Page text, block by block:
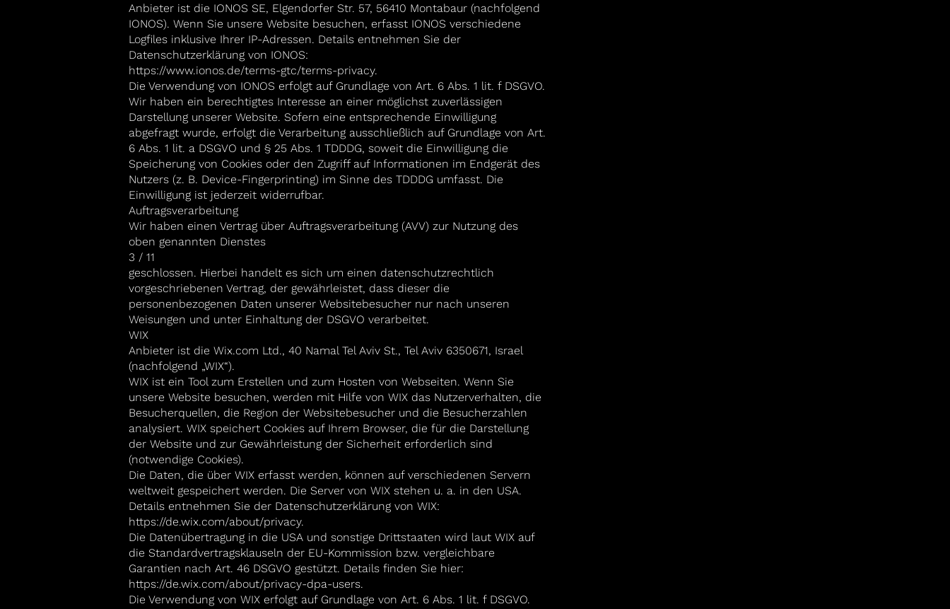
Anbieter ist die IONOS SE, Elgendorfer Str. 57, 56410 Montabaur (nachfolgend
IONOS). Wenn Sie unsere Website besuchen, erfasst IONOS verschiedene
Logfiles inklusive Ihrer IP-Adressen. Details entnehmen Sie der
Datenschutzerklärung von IONOS:
https://www.ionos.de/terms-gtc/terms-privacy.
Die Verwendung von IONOS erfolgt auf Grundlage von Art. 6 Abs. 1 lit. f DSGVO.
Wir haben ein berechtigtes Interesse an einer möglichst zuverlässigen
Darstellung unserer Website. Sofern eine entsprechende Einwilligung
abgefragt wurde, erfolgt die Verarbeitung ausschließlich auf Grundlage von Art.
6 Abs. 1 lit. a DSGVO und § 25 Abs. 1 TDDDG, soweit die Einwilligung die
Speicherung von Cookies oder den Zugriff auf Informationen im Endgerät des
Nutzers (z. B. Device-Fingerprinting) im Sinne des TDDDG umfasst. Die
Einwilligung ist jederzeit widerrufbar.
Auftragsverarbeitung
Wir haben einen Vertrag über Auftragsverarbeitung (AVV) zur Nutzung des
oben genannten Dienstes
3 / 11
geschlossen. Hierbei handelt es sich um einen datenschutzrechtlich
vorgeschriebenen Vertrag, der gewährleistet, dass dieser die
personenbezogenen Daten unserer Websitebesucher nur nach unseren
Weisungen und unter Einhaltung der DSGVO verarbeitet.
WIX
Anbieter ist die Wix.com Ltd., 40 Namal Tel Aviv St., Tel Aviv 6350671, Israel
(nachfolgend „WIX“).
WIX ist ein Tool zum Erstellen und zum Hosten von Webseiten. Wenn Sie
unsere Website besuchen, werden mit Hilfe von WIX das Nutzerverhalten, die
Besucherquellen, die Region der Websitebesucher und die Besucherzahlen
analysiert. WIX speichert Cookies auf Ihrem Browser, die für die Darstellung
der Website und zur Gewährleistung der Sicherheit erforderlich sind
(notwendige Cookies).
Die Daten, die über WIX erfasst werden, können auf verschiedenen Servern
weltweit gespeichert werden. Die Server von WIX stehen u. a. in den USA.
Details entnehmen Sie der Datenschutzerklärung von WIX:
https://de.wix.com/about/privacy.
Die Datenübertragung in die USA und sonstige Drittstaaten wird laut WIX auf
die Standardvertragsklauseln der EU-Kommission bzw. vergleichbare
Garantien nach Art. 46 DSGVO gestützt. Details finden Sie hier:
https://de.wix.com/about/privacy-dpa-users.
Die Verwendung von WIX erfolgt auf Grundlage von Art. 6 Abs. 1 lit. f DSGVO.